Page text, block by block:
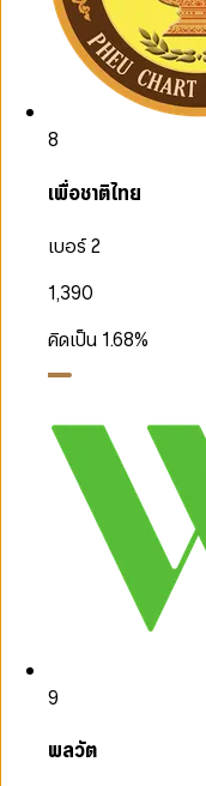
8
เพื่อชาติไทย
เบอร์ 2
1,390
คิดเป็น 1.68%
9
พลวัต